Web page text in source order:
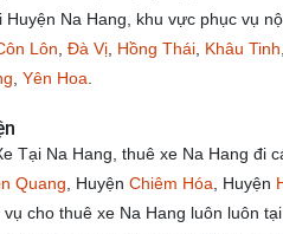
Huyện Na Hang, khu vực phục vụ
Lôn Đà Vị Hồng Thái Khâu Tinh
Yên Hoa
Tại Na Hang, thuê xe Na Hang đi
Quang , Huyện Chiêm Hóa , Huyện
vụ cho thuê xe Na Hang luôn luôn